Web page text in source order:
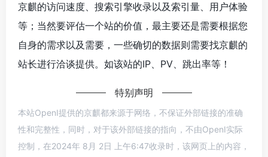
京麒的访问速度、搜索引擎收录以及索引量、用户体验
等；当然要评估一个站的价值，最主要还是需要根据您
自身的需求以及需要，一些确切的数据则需要找京麒的
站长进行洽谈提供。如该站的IP、PV、跳出率等！
特别声明
本站OpenI提供的京麒都来源于网络，不保证外部链接的准确
性和完整性，同时，对于该外部链接的指向，不由OpenI实际
控制，在2024年 8月 2日 上午6:47收录时，该网页上的内容，